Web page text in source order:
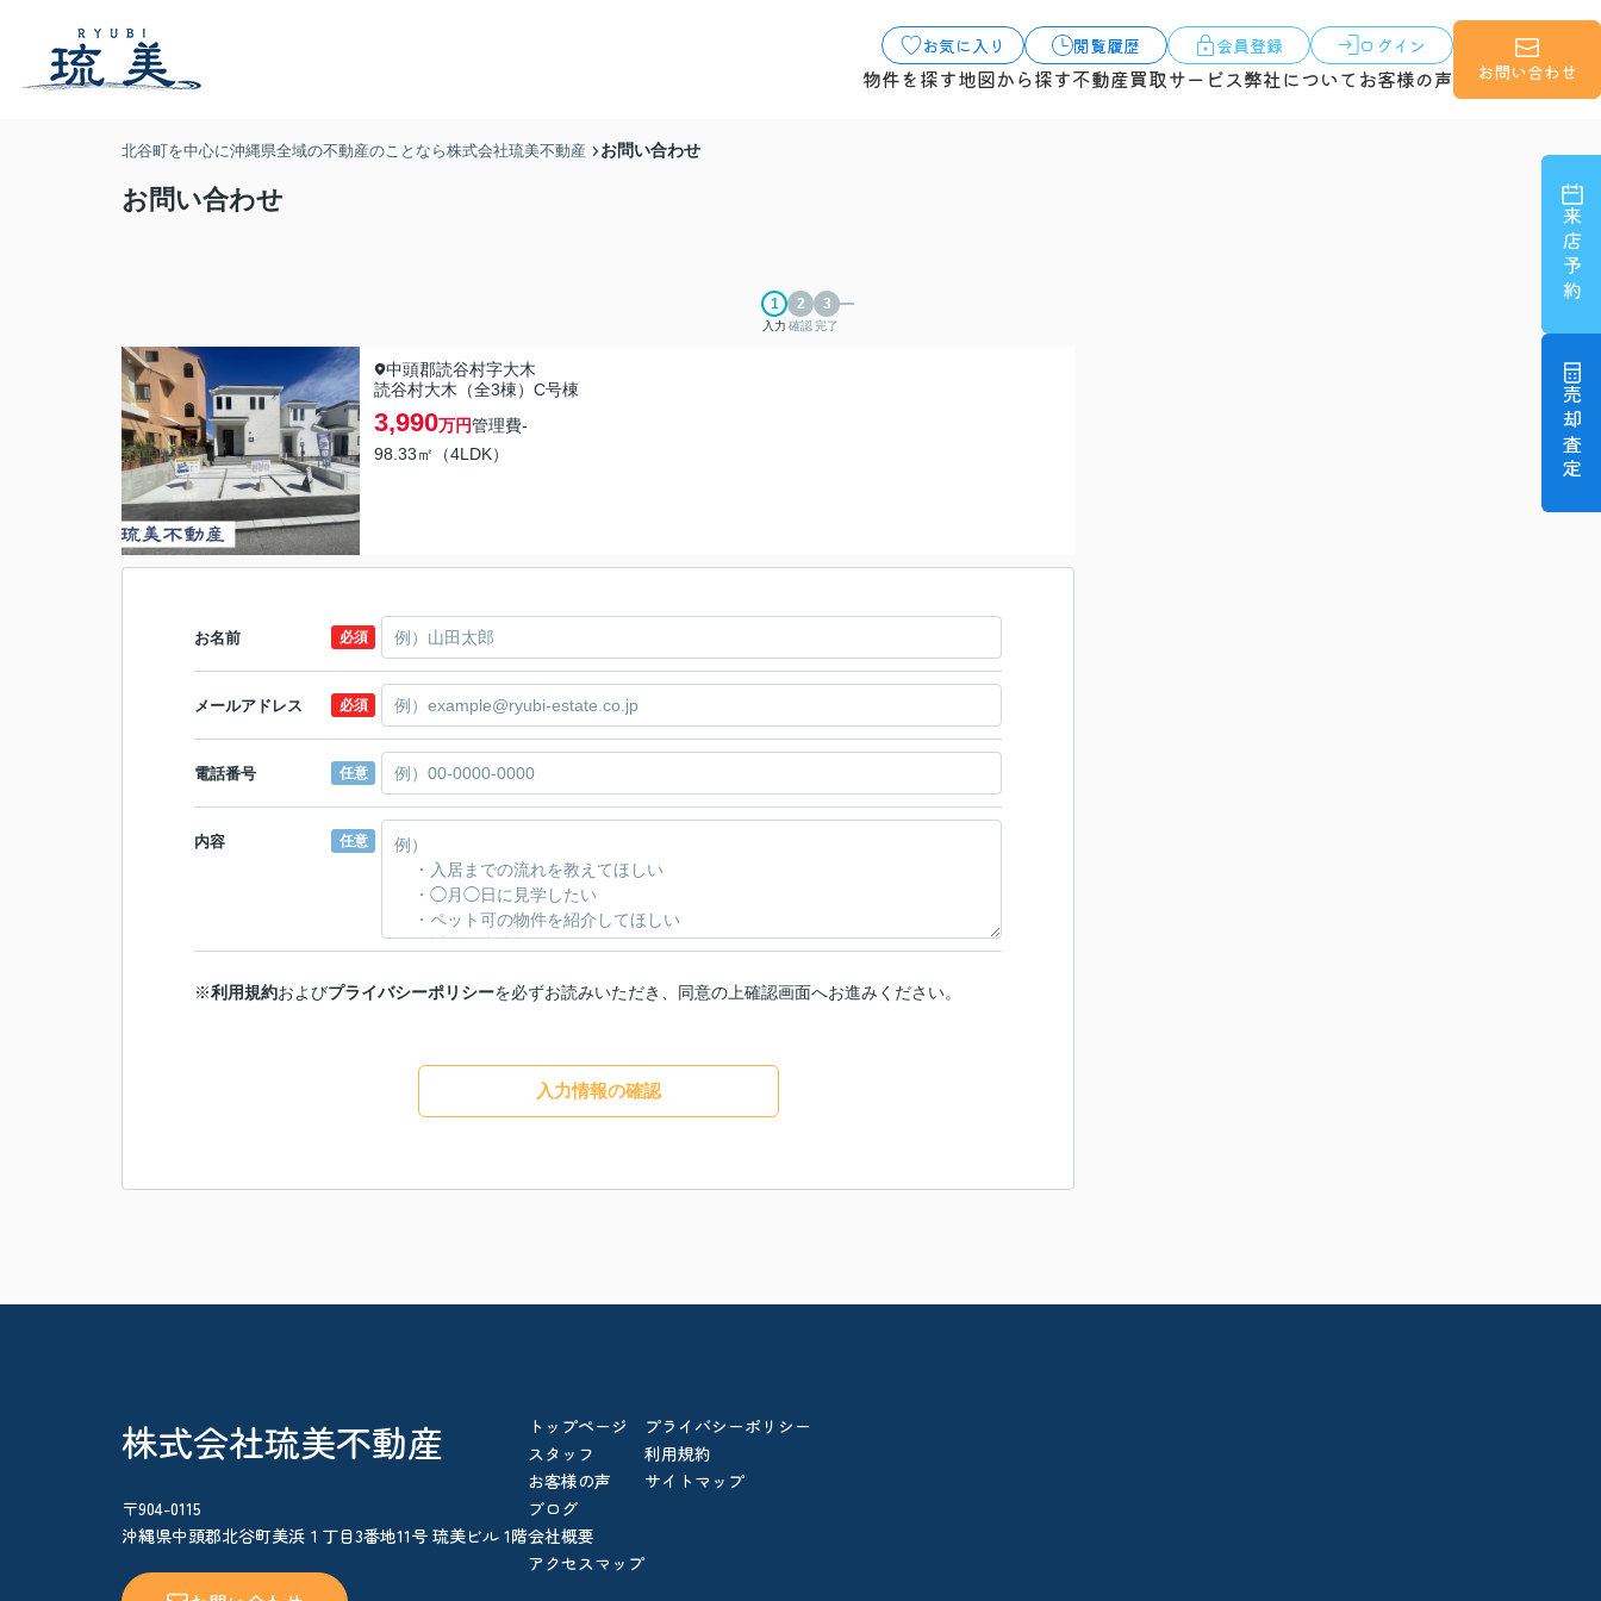
お気に入り 閲覧履歴 会員登録 ログイン
物件を探す地図から探す不動産買取サービス弊社について お客様の声 お問い合わせ
来店予約
売却査定
北谷町を中心に沖縄県全域の不動産のことなら株式会社琉美不動産 お問い合わせ
お問い合わせ
入力 確認完了
中頭郡読谷村字大木
読谷村大木（全3棟）C号棟
3,990万円管理費-
98.33㎡（4LDK）
お名前 必須
メールアドレス 必須
電話番号 任意
内容 任意
※利用規約およびプライバシーポリシーを必ずお読みいただき、同意の上確認画面へお進みください。
入力情報の確認
株式会社琉美不動産
〒904-0115
沖縄県中頭郡北谷町美浜１丁目3番地11号 琉美ビル 1階
トップページ
スタッフ
お客様の声
ブログ
会社概要
アクセスマップ
プライバシーポリシー
利用規約
サイトマップ